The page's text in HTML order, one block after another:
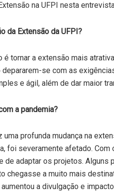
na UFPI nesta
da Extensão da UFPI?
é tornar a extensão mais
se com as
e ágil, além de dar maior
a pandemia?
uma profunda mudança na
foi severamente afetado.
de adaptar os projetos.
chegasse a muito mais
a divulgação e